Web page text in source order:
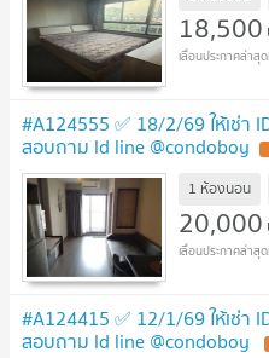
18,500
#A124555 ✅ 18/2/69 ให้เช่า
สอบถาม ld line @condoboy
1 ห้องนอน
20,000
#A124415 ✅ 12/1/69 ให้เช่า
สอบถาม ld line @condoboy